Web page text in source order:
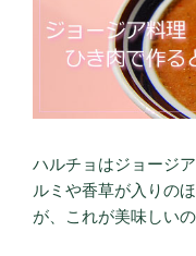
ハルチョはジョージ
ルミや香草が入りの
が、これが美味しいの